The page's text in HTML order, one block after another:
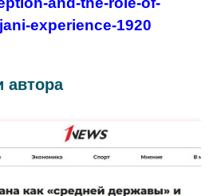
experience-1920
автора